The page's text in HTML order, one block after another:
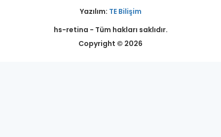
Yazılım: TE Bilişim
hs-retina - Tüm hakları saklıdır.
Copyright © 2026